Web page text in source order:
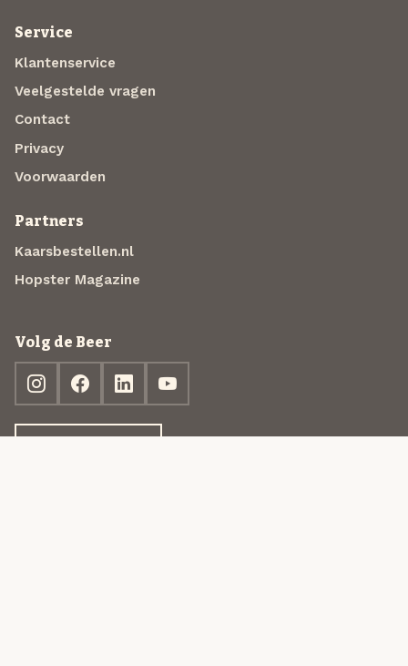
Service
Klantenservice
Veelgestelde vragen
Contact
Privacy
Voorwaarden
Partners
Kaarsbestellen.nl
Hopster Magazine
Volg de Beer